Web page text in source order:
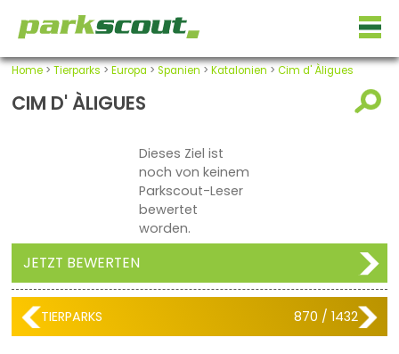
Home> Tierparks > Europa > Spanien > Katalonien > Cim d' Àligues
CIM D' ÀLIGUES
Dieses Ziel ist
noch von keinem
Parkscout-Leser
bewertet
worden.
JETZT BEWERTEN
TIERPARKS 870 / 1432